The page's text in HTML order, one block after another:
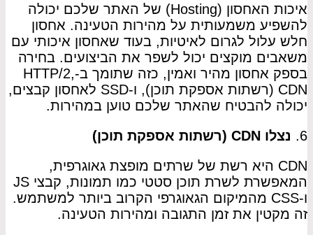
איכות האחסון (Hosting) של האתר שלכם יכולה
להשפיע משמעותית על מהירות הטעינה. אחסון
חלש עלול לגרום לאיטיות, בעוד שאחסון איכותי עם
משאבים מוקצים יכול לשפר את הביצועים. בחירה
בספק אחסון מהיר ואמין, כזה שתומך ב-HTTP/2,
CDN (רשתות אספקת תוכן), ו-SSD לאחסון קבצים,
יכולה להבטיח שהאתר שלכם טוען במהירות.
6.
נצלו CDN (רשתות אספקת תוכן)
CDN היא רשת של שרתים מופצת גאוגרפית,
המאפשרת לשרת תוכן סטטי כמו תמונות, קבצי JS
ו-CSS מהמיקום הגאוגרפי הקרוב ביותר למשתמש.
זה מקטין את זמן התגובה ומהירות הטעינה.